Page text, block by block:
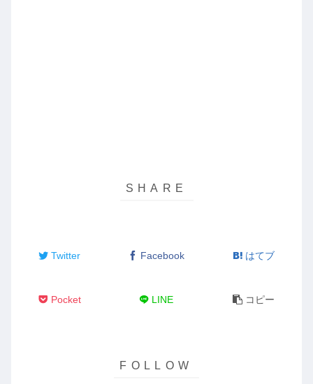
Twitter Facebook はてブ
Pocket LINE コピー